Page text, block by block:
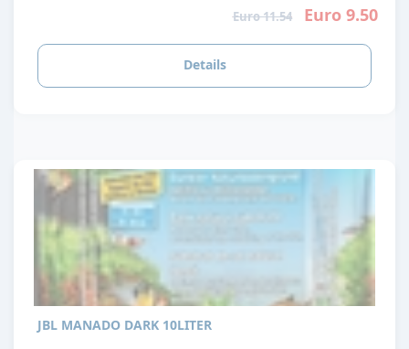
Euro 11.54 Euro 9.50
Details
JBL MANADO DARK 10LITER